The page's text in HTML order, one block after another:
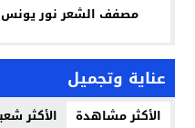
مصفف الشعر نور يونس
عناية وتجميل
الأكثر مشاهدة الأكثر